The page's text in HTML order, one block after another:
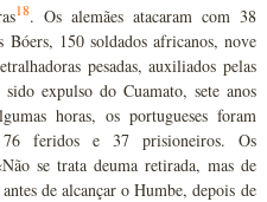
18. Os alemães atacaram com 38
Bóers, 150 soldados africanos, nove
pesadas, auxiliados pelas
expulso do Cuamato, sete anos
horas, os portugueses foram
feridos e 37 prisioneiros. Os
se trata deuma retirada, mas de
de alcançar o Humbe, depois de